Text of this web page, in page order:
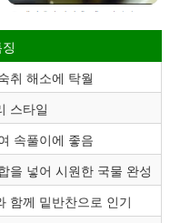
취 해소에 탁월
스타일
속풀이에 좋음
을 넣어 시원한 국물 완성
함께 밑반찬으로 인기